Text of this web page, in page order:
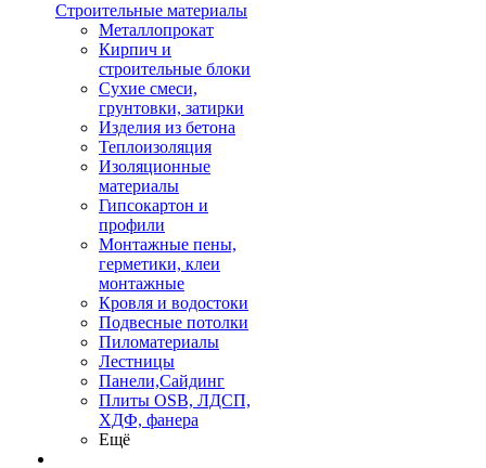
Строительные материалы
Металлопрокат
Кирпич и
строительные блоки
Сухие смеси,
грунтовки, затирки
Изделия из бетона
Теплоизоляция
Изоляционные
материалы
Гипсокартон и
профили
Монтажные пены,
герметики, клеи
монтажные
Кровля и водостоки
Подвесные потолки
Пиломатериалы
Лестницы
Панели,Сайдинг
Плиты OSB, ЛДСП,
ХДФ, фанера
Ещё